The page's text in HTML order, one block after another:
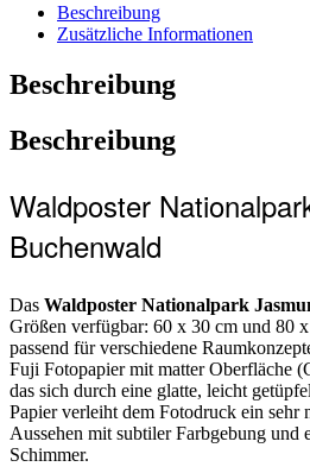
Beschreibung
Zusätzliche Informationen
Beschreibung
Beschreibung
Waldposter
Buchenwald
Das Waldposter Nationalpark
Größen verfügbar: 60 x 30 cm und 80
passend für verschiedene
Fuji Fotopapier mit matter Oberfläche
das sich durch eine glatte, leicht
Papier verleiht dem Fotodruck ein sehr
Aussehen mit subtiler Farbgebung und
Schimmer.